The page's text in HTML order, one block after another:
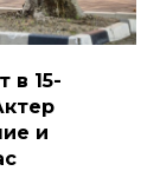
в 15-
и